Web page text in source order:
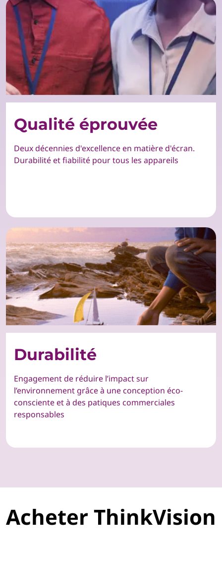
Qualité éprouvée
Deux décennies d'excellence en matière d'écran.
Durabilité et fiabilité pour tous les appareils
Durabilité
Engagement de réduire l’impact sur
l’environnement grâce à une conception éco-
consciente et à des patiques commerciales
responsables
Acheter ThinkVision